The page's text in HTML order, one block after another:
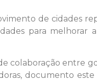
de cidades
para melhorar
colaboração entre
documento